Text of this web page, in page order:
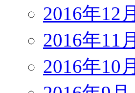
2016年12月
2016年11月
2016年10月